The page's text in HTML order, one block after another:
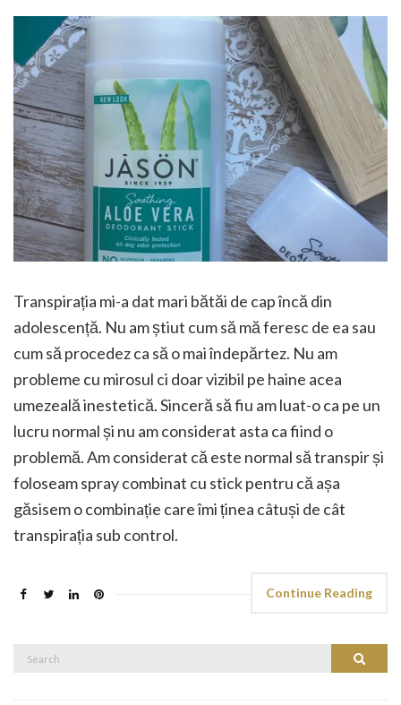
Transpirația mi-a dat mari bătăi de cap încă din
adolescență. Nu am știut cum să mă feresc de ea sau
cum să procedez ca să o mai îndepărtez. Nu am
probleme cu mirosul ci doar vizibil pe haine acea
umezeală inestetică. Sinceră să fiu am luat-o ca pe un
lucru normal și nu am considerat asta ca fiind o
problemă. Am considerat că este normal să transpir și
foloseam spray combinat cu stick pentru că așa
găsisem o combinație care îmi ținea câtuși de cât
transpirația sub control.
Continue Reading
Search